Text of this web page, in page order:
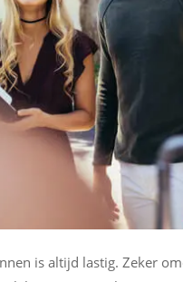
is altijd lastig. Zeker